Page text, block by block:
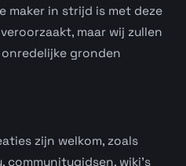
maker in strijd is met deze
maar wij zullen
gronden
zijn welkom, zoals
wiki’s